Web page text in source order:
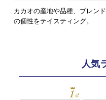
カカオの産地や品種、ブレン
の個性をテイスティング。
人気